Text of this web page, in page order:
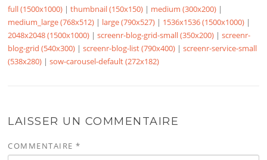
full (1500x1000) |thumbnail (150x150) | medium (300x200) |
medium_large (768x512) | large (790x527) | 1536x1536 (1500x1000) |
2048x2048 (1500x1000) |screenr-blog-grid-small (350x200) |screenr-
blog-grid (540x300) |screenr-blog-list (790x400) |screenr-service-small
(538x280) |sow-carousel-default (272x182)
LAISSER UN COMMENTAIRE
COMMENTAIRE*